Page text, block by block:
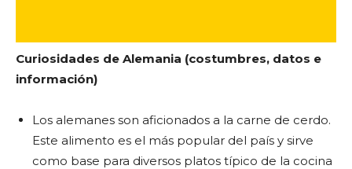
Curiosidades de Alemania (costumbres, datos e
información)
Los alemanes son aficionados a la carne de cerdo.
Este alimento es el más popular del país y sirve
como base para diversos platos típico de la cocina